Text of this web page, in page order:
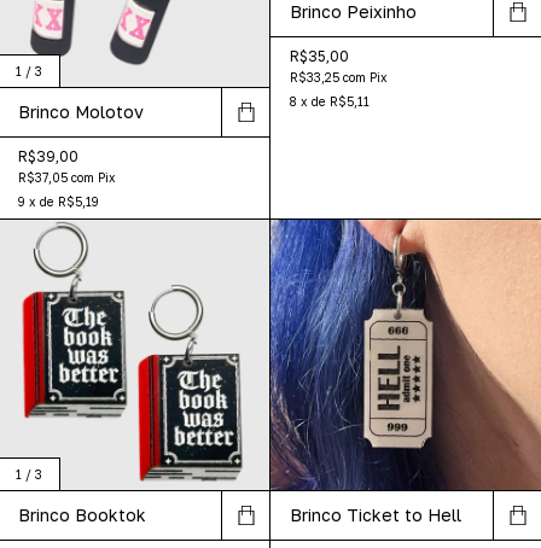
1 / 3
Brinco Molotov
R$39,00
R$37,05 com Pix
9 x de R$5,19
Brinco Peixinho
R$35,00
R$33,25 com Pix
8 x de R$5,11
1 / 3
Brinco Booktok Brinco Ticket to Hell